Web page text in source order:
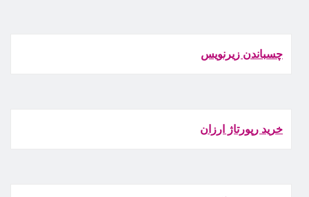
چسباندن زيرنويس
خرید رپورتاژ ارزان